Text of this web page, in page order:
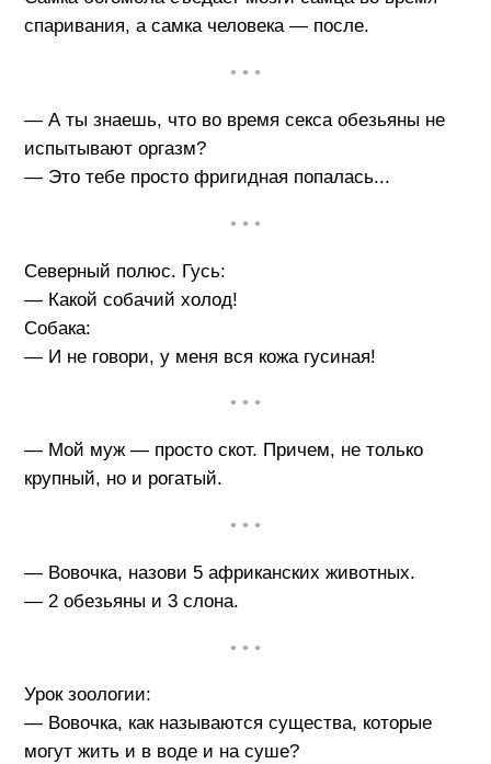
спаривания, а самка человека — после.
• • •
— А ты знаешь, что во время секса обезьяны не
испытывают оргазм?
— Это тебе просто фригидная попалась...
• • •
Северный полюс. Гусь:
— Какой собачий холод!
Собака:
— И не говори, у меня вся кожа гусиная!
• • •
— Мой муж — просто скот. Причем, не только
крупный, но и рогатый.
• • •
— Вовочка, назови 5 африканских животных.
— 2 обезьяны и 3 слона.
• • •
Урок зоологии:
— Вовочка, как называются существа, которые
могут жить и в воде и на суше?